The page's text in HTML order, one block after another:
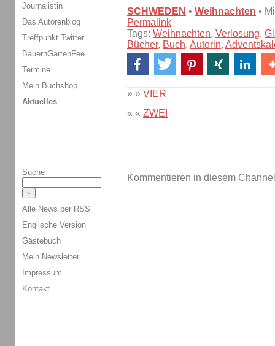
SCHWEDEN • Weihnachten •
Permalink
Tags: Weihnachten, Verlosung,
Bücher, Buch, Autorin,
» » VIER
« « ZWEI
Kommentieren in diesem
Journalistin
Das Autorenblog
Treffpunkt Twitter
BauernGartenFee
Termine
Mein Buchshop
Aktuelles
Suche
Alle News per RSS
Englische Version
Gästebuch
Mein Newsletter
Impressum
Kontakt